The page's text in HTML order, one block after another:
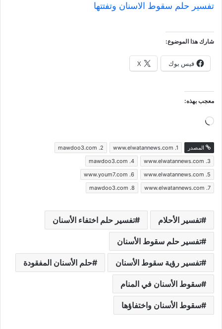
تفسير حلم سقوط الاسنان وتفتتها
شارك هذا الموضوع:
فيس بوك X
معجب بهذه:
جاري
التحميل…
المصدر www.elwatannews.com .1
mawdoo3.com .2
www.elwatannews.com .3
mawdoo3.com .4
www.elwatannews.com .5
www.youm7.com .6
www.elwatannews.com .7
mawdoo3.com .8
تفسير الأحلام تفسير حلم اختفاء الأسنان
تفسير حلم سقوط الأسنان
تفسير رؤية سقوط الأسنان حلم الأسنان المفقودة
سقوط الأسنان في المنام
سقوط الأسنان واختفاؤها